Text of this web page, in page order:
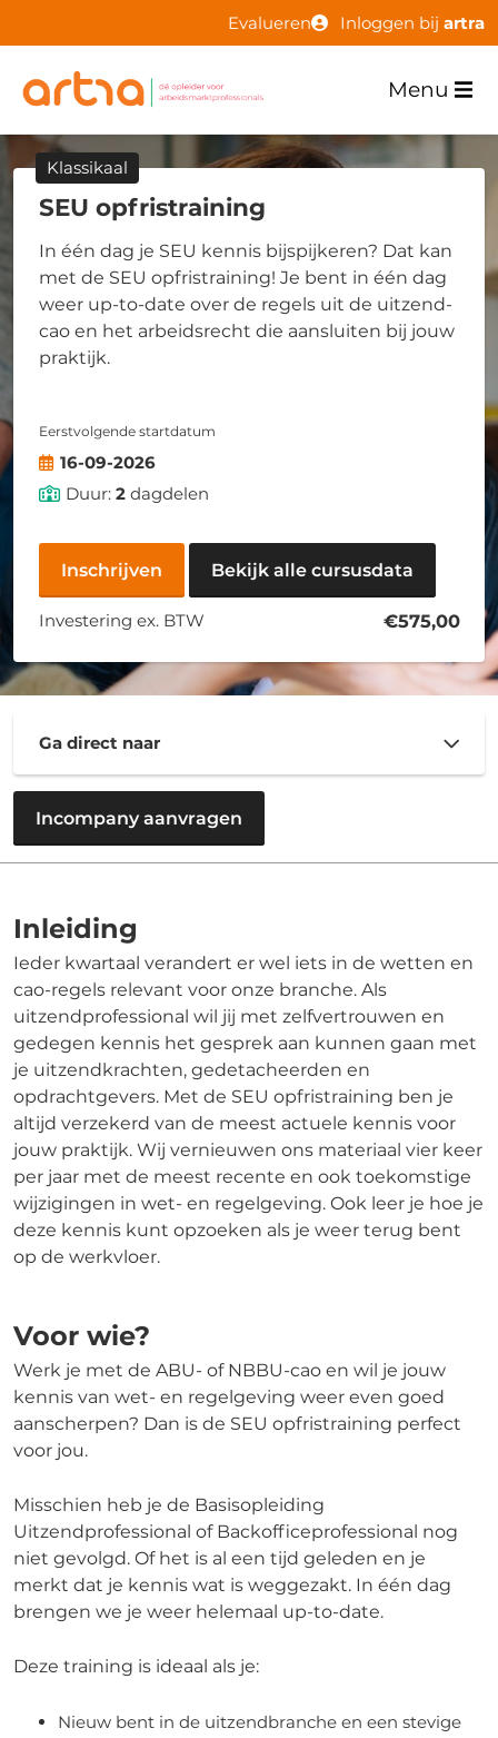
Evalueren Inloggen bij artra
Menu
Klassikaal
SEU opfristraining
In één dag je SEU kennis bijspijkeren? Dat kan
met de SEU opfristraining! Je bent in één dag
weer up-to-date over de regels uit de uitzend-
cao en het arbeidsrecht die aansluiten bij jouw
praktijk.
Eerstvolgende startdatum
16-09-2026
Duur: 2dagdelen
Inschrijven Bekijk alle cursusdata
Investering ex. BTW €575,00
Ga direct naar
Incompany aanvragen
Inleiding
Ieder kwartaal verandert er wel iets in de wetten en
cao-regels relevant voor onze branche. Als
uitzendprofessional wil jij met zelfvertrouwen en
gedegen kennis het gesprek aan kunnen gaan met
je uitzendkrachten, gedetacheerden en
opdrachtgevers. Met de SEU opfristraining ben je
altijd verzekerd van de meest actuele kennis voor
jouw praktijk. Wij vernieuwen ons materiaal vier keer
per jaar met de meest recente en ook toekomstige
wijzigingen in wet- en regelgeving. Ook leer je hoe je
deze kennis kunt opzoeken als je weer terug bent
op de werkvloer.
Voor wie?
Werk je met de ABU- of NBBU-cao en wil je jouw
kennis van wet- en regelgeving weer even goed
aanscherpen? Dan is de SEU opfristraining perfect
voor jou.
Misschien heb je de Basisopleiding
Uitzendprofessional of Backofficeprofessional nog
niet gevolgd. Of het is al een tijd geleden en je
merkt dat je kennis wat is weggezakt. In één dag
brengen we je weer helemaal up-to-date.
Deze training is ideaal als je:
Nieuw bent in de uitzendbranche en een stevige